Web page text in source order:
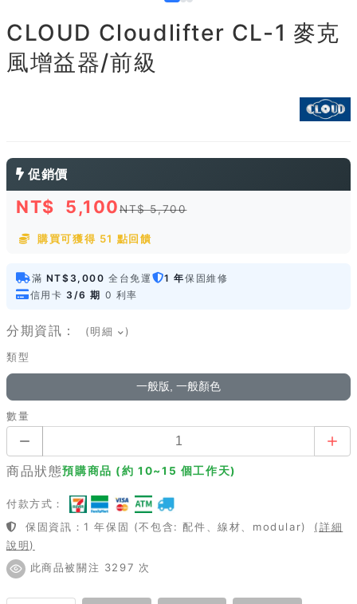
CLOUD Cloudlifter CL-1 麥克
風增益器/前級
促銷價
NT$ 5,100NT$ 5,700
購買可獲得 51 點回饋
滿 NT$3,000 全台免運 1 年保固維修
信用卡 3/6 期 0 利率
分期資訊： (明細 )
類型
一般版, 一般顏色
數量
商品狀態預購商品 (約 10~15 個工作天)
付款方式：
保固資訊：1 年保固 (不包含: 配件、線材、modular)
(詳細
說明)
此商品被關注 3297 次